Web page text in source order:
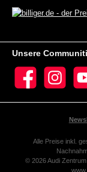
Unsere
Facebook Instagram
Alle Preise inkl.
© 2026 Audi